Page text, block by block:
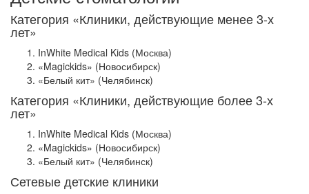
Категория «Клиники, действующие менее 3-х
лет»
InWhite Medical Kids (Москва)
«Magickids» (Новосибирск)
«Белый кит» (Челябинск)
Категория «Клиники, действующие более 3-х
лет»
InWhite Medical Kids (Москва)
«Magickids» (Новосибирск)
«Белый кит» (Челябинск)
Сетевые детские клиники